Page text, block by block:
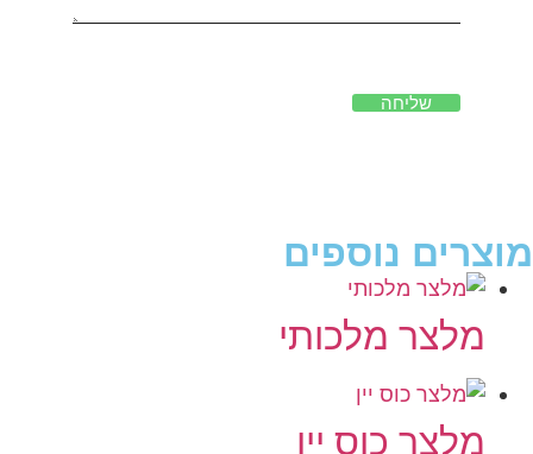
שליחה
מוצרים נוספים
מלצר מלכותי
מלצר כוס יין